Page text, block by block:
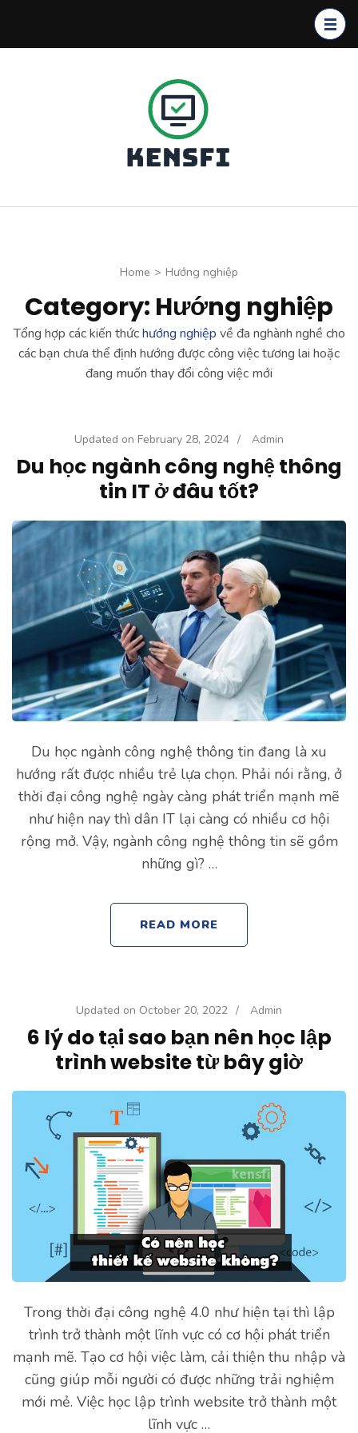
Home > Hướng nghiệp
Category: Hướng nghiệp
Tổng hợp các kiến thứchướng nghiệp về đa nghành nghề cho
các bạn chưa thể định hướng được công việc tương lai hoặc
đang muốn thay đổi công việc mới
Updated on February 28, 2024 / Admin
Du học ngành công nghệ thông
tin IT ở đâu tốt?
Du học ngành công nghệ thông tin đang là xu
hướng rất được nhiều trẻ lựa chọn. Phải nói rằng, ở
thời đại công nghệ ngày càng phát triển mạnh mẽ
như hiện nay thì dân IT lại càng có nhiều cơ hội
rộng mở. Vậy, ngành công nghệ thông tin sẽ gồm
những gì? …
READ MORE
Updated on October 20, 2022 / Admin
6 lý do tại sao bạn nên học lập
trình website từ bây giờ
Trong thời đại công nghệ 4.0 như hiện tại thì lập
trình trở thành một lĩnh vực có cơ hội phát triển
mạnh mẽ. Tạo cơ hội việc làm, cải thiện thu nhập và
cũng giúp mỗi người có được những trải nghiệm
mới mẻ. Việc học lập trình website trở thành một
lĩnh vực …